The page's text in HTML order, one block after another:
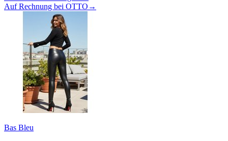
Auf Rechnung bei OTTO →
Bas Bleu